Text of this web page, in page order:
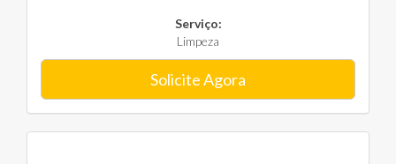
Serviço:
Limpeza
Solicite Agora